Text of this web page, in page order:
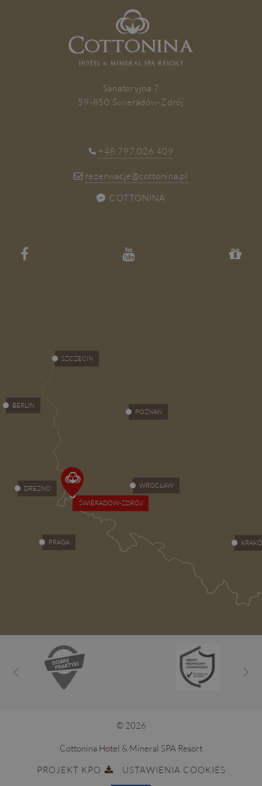
ZAPISZ SIĘ
Sanatoryjna 7
59-850 Świeradów-Zdrój
+48 797 026 409
rezerwacje@cottonina.pl
COTTONINA
ŚWIERADÓW-ZDRÓJ
WROCŁAW
POZNAŃ
BERLIN
PRAGA
DREZNO
SZCZECIN
© 2026
Cottonina Hotel & Mineral SPA Resort
PROJEKT KPO
USTAWIENIA COOKIES